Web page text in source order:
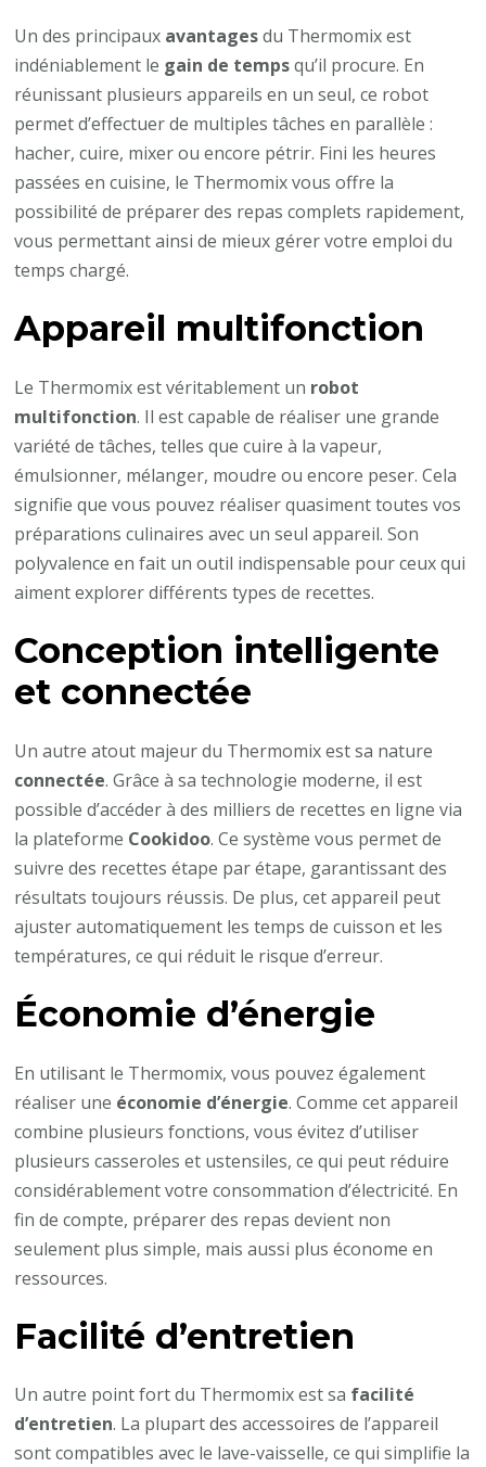
Un des principaux avantagesdu Thermomix est
indéniablement le gain de tempsqu’il procure. En
réunissant plusieurs appareils en un seul, ce robot
permet d’effectuer de multiples tâches en parallèle :
hacher, cuire, mixer ou encore pétrir. Fini les heures
passées en cuisine, le Thermomix vous offre la
possibilité de préparer des repas complets rapidement,
vous permettant ainsi de mieux gérer votre emploi du
temps chargé.
Appareil multifonction
Le Thermomix est véritablement un robot
multifonction. Il est capable de réaliser une grande
variété de tâches, telles que cuire à la vapeur,
émulsionner, mélanger, moudre ou encore peser. Cela
signifie que vous pouvez réaliser quasiment toutes vos
préparations culinaires avec un seul appareil. Son
polyvalence en fait un outil indispensable pour ceux qui
aiment explorer différents types de recettes.
Conception intelligente
et connectée
Un autre atout majeur du Thermomix est sa nature
connectée. Grâce à sa technologie moderne, il est
possible d’accéder à des milliers de recettes en ligne via
la plateforme Cookidoo. Ce système vous permet de
suivre des recettes étape par étape, garantissant des
résultats toujours réussis. De plus, cet appareil peut
ajuster automatiquement les temps de cuisson et les
températures, ce qui réduit le risque d’erreur.
Économie d’énergie
En utilisant le Thermomix, vous pouvez également
réaliser une économie d’énergie. Comme cet appareil
combine plusieurs fonctions, vous évitez d’utiliser
plusieurs casseroles et ustensiles, ce qui peut réduire
considérablement votre consommation d’électricité. En
fin de compte, préparer des repas devient non
seulement plus simple, mais aussi plus économe en
ressources.
Facilité d’entretien
Un autre point fort du Thermomix est sa facilité
d’entretien. La plupart des accessoires de l’appareil
sont compatibles avec le lave-vaisselle, ce qui simplifie la